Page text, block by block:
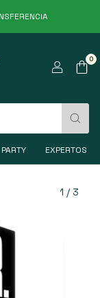
0
PARTY EXPERTOS
1 / 3